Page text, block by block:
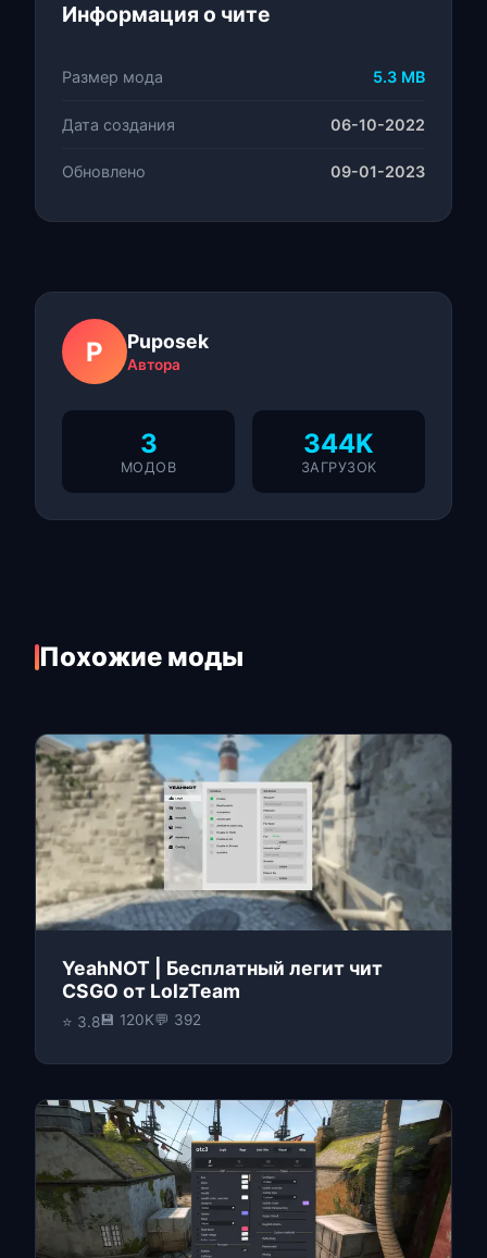
Информация о чите
Размер мода 5.3 MB
Дата создания 06-10-2022
Обновлено 09-01-2023
P Puposek
Автора
3
МОДОВ
344K
ЗАГРУЗОК
Похожие моды
YeahNOT | Бесплатный легит чит
CSGO от LolzTeam
⭐ 3.8💾 120K💬 392